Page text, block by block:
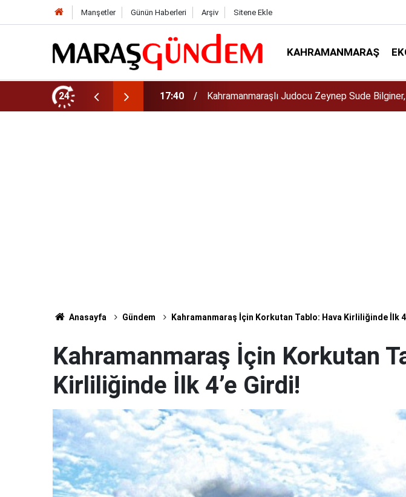
Manşetler Günün Haberleri Arşiv Sitene Ekle
KAHRAMANMARAŞ
24
Dünya Şampiyonu Oldu! 17:15 Kahramanmaraş Büyükşehir, Öğrenciler İçin
Anasayfa Gündem Kahramanmaraş İçin Korkutan Tablo: Hava Kirliliğinde İlk
Kahramanmaraş İçin Korkutan
Kirliliğinde İlk 4’e Girdi!